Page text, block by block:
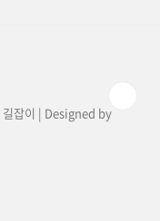
길잡이 | Designed by